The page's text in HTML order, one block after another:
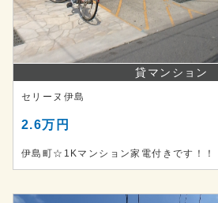
貸マンション
セリーヌ伊島
2.6万円
伊島町☆1Kマンション家電付きです！！